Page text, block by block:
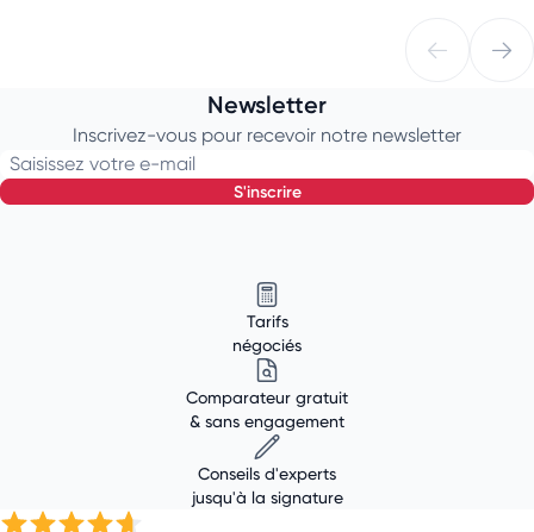
Newsletter
Inscrivez-vous pour recevoir notre newsletter
Saisissez votre e-mail
s'inscrire
Tarifs
négociés
Comparateur gratuit
& sans engagement
Conseils d'experts
jusqu'à la signature